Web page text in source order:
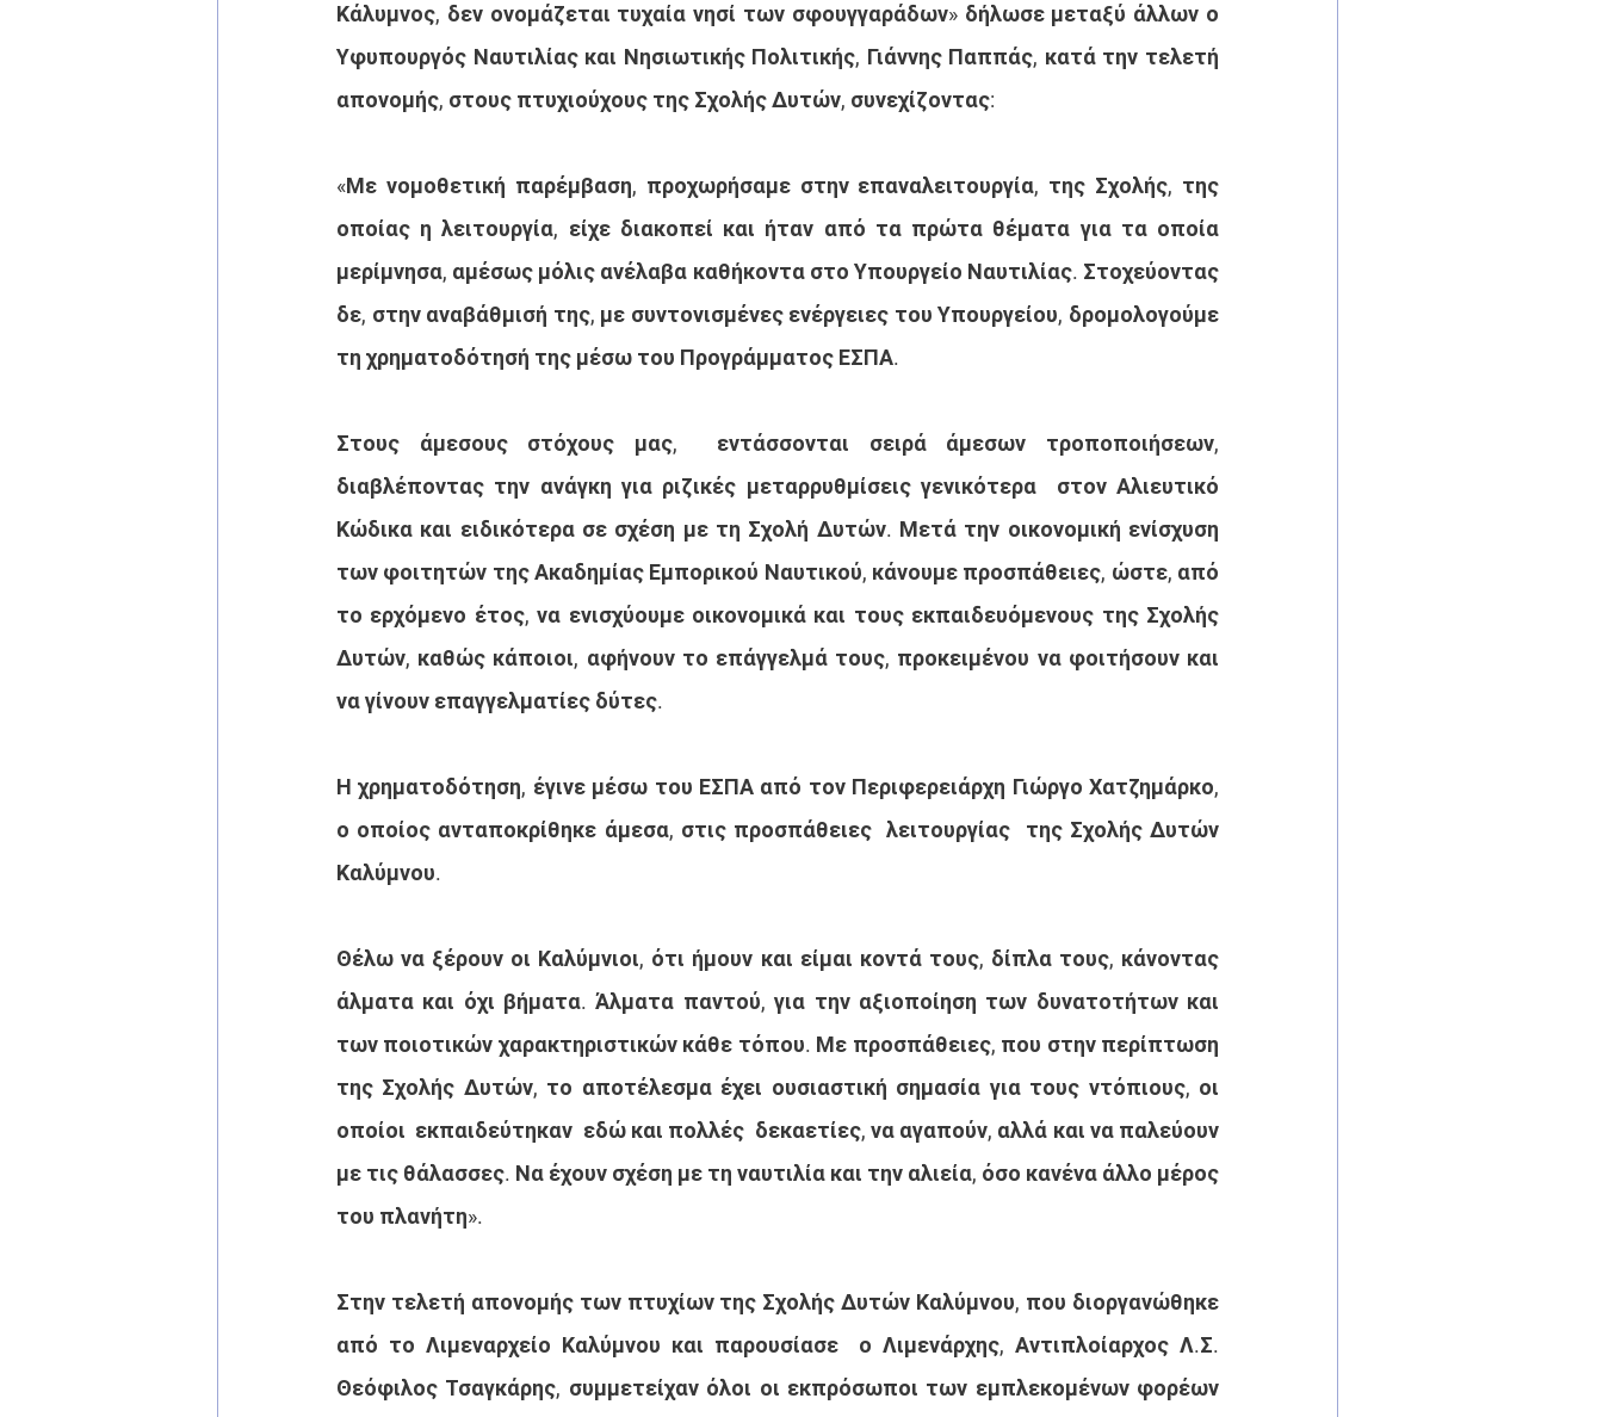
Κάλυμνος, δεν ονομάζεται τυχαία νησί των σφουγγαράδων» δήλωσε μεταξύ άλλων ο
Υφυπουργός Ναυτιλίας και Νησιωτικής Πολιτικής, Γιάννης Παππάς, κατά την τελετή
απονομής, στους πτυχιούχους της Σχολής Δυτών, συνεχίζοντας:
«Με νομοθετική παρέμβαση, προχωρήσαμε στην επαναλειτουργία, της Σχολής, της
οποίας η λειτουργία, είχε διακοπεί και ήταν από τα πρώτα θέματα για τα οποία
μερίμνησα, αμέσως μόλις ανέλαβα καθήκοντα στο Υπουργείο Ναυτιλίας. Στοχεύοντας
δε, στην αναβάθμισή της, με συντονισμένες ενέργειες του Υπουργείου, δρομολογούμε
τη χρηματοδότησή της μέσω του Προγράμματος ΕΣΠΑ.
Στους άμεσους στόχους μας,  εντάσσονται σειρά άμεσων τροποποιήσεων,
διαβλέποντας την ανάγκη για ριζικές μεταρρυθμίσεις γενικότερα  στον Αλιευτικό
Κώδικα και ειδικότερα σε σχέση με τη Σχολή Δυτών. Μετά την οικονομική ενίσχυση
των φοιτητών της Ακαδημίας Εμπορικού Ναυτικού, κάνουμε προσπάθειες, ώστε, από
το ερχόμενο έτος, να ενισχύουμε οικονομικά και τους εκπαιδευόμενους της Σχολής
Δυτών, καθώς κάποιοι, αφήνουν το επάγγελμά τους, προκειμένου να φοιτήσουν και
να γίνουν επαγγελματίες δύτες.
Η χρηματοδότηση, έγινε μέσω του ΕΣΠΑ από τον Περιφερειάρχη Γιώργο Χατζημάρκο,
ο οποίος ανταποκρίθηκε άμεσα, στις προσπάθειες  λειτουργίας  της Σχολής Δυτών
Καλύμνου.
Θέλω να ξέρουν οι Καλύμνιοι, ότι ήμουν και είμαι κοντά τους, δίπλα τους, κάνοντας
άλματα και όχι βήματα. Άλματα παντού, για την αξιοποίηση των δυνατοτήτων και
των ποιοτικών χαρακτηριστικών κάθε τόπου. Με προσπάθειες, που στην περίπτωση
της Σχολής Δυτών, το αποτέλεσμα έχει ουσιαστική σημασία για τους ντόπιους, οι
οποίοι  εκπαιδεύτηκαν  εδώ και πολλές  δεκαετίες, να αγαπούν, αλλά και να παλεύουν
με τις θάλασσες. Να έχουν σχέση με τη ναυτιλία και την αλιεία, όσο κανένα άλλο μέρος
του πλανήτη».
Στην τελετή απονομής των πτυχίων της Σχολής Δυτών Καλύμνου, που διοργανώθηκε
από το Λιμεναρχείο Καλύμνου και παρουσίασε  ο Λιμενάρχης, Αντιπλοίαρχος Λ.Σ.
Θεόφιλος Τσαγκάρης, συμμετείχαν όλοι οι εκπρόσωποι των εμπλεκομένων φορέων